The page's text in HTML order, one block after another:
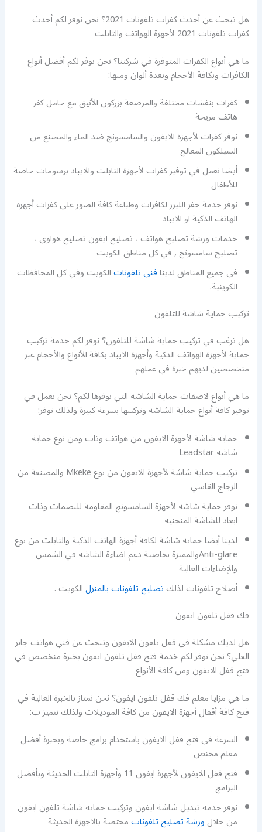
هل تبحث عن أحدث كفرات تلفونات 2021؟ نحن نوفر لكم أحدث
كفرات تلفونات 2021 لأجهزة الهواتف والتابلت
ما هي أنواع الكفرات المتوفرة في شركتنا؟ نحن نوفر لكم أفضل أنواع
الكافرات وبكافة الأحجام وبعدة ألوان ومنها:
كفرات بنقشات مختلفة والمرصعة بزركون الأنيق مع حامل كفر
هاتف مريحة
نوفر كفرات لأجهزة الايفون والسامسونج ضد الماء والمصنع من
السيلكون المعالج
أيضا نعمل في توفير كفرات لأجهزة التابلت والايباد برسومات خاصة
للأطفال
نوفر خدمة حفر الليزر لكافرات وطباعة كافة الصور على كفرات أجهزة
الهاتف الذكية او الايباد
خدمات ورشة تصليح هواتف ، تصليح ايفون تصليح هواوي ،
تصليح سامسونج , في كل مناطق الكويت
في جميع المناطق لدينافني تلفوناتالكويت وفي كل المحافظات
الكويتية.
تركيب حماية شاشة للتلفون
هل ترغب في تركيب حماية شاشة للتلفون؟ نوفر لكم خدمة تركيب
حماية لأجهزة الهواتف الذكية وأجهزة الايباد بكافة الأنواع والأحجام عبر
متخصصين لديهم خبرة في عملهم
ما هي أنواع لاصقات حماية الشاشة التي نوفرها لكم؟ نحن نعمل في
توفير كافة أنواع حماية الشاشة وتركيبها بسرعة كبيرة ولذلك نوفر:
حماية شاشة لأجهزة الايفون من هواتف وتاب ومن نوع حماية
شاشة Leadstar
تركيب حماية شاشة لأجهزة الايفون من نوع Mkeke والمصنعة من
الزجاج القاسي
نوفر حماية شاشة لأجهزة السامسونج المقاومة للبصمات وذات
ابعاد للشاشة المنحنية
لدينا أيضا حماية شاشة لكافة أجهزة الهاتف الذكية والتابلت من نوع
Anti-glareوالمميزة بخاصية دعم اضاءة الشاشة في الشمس
والإضاءات العالية
أصلاح تلفونات لذلكتصليح تلفونات بالمنزلالكويت .
فك قفل تلفون ايفون
هل لديك مشكلة في قفل تلفون الايفون وتبحث عن فني هواتف جابر
العلي؟ نحن نوفر لكم خدمة فتح قفل تلفون ايفون بخبرة متخصص في
فتح قفل الايفون ومن كافة الأنواع
ما هي مزايا معلم فك قفل تلفون ايفون؟ نحن نمتاز بالخبرة العالية في
فتح كافة أقفال أجهزة الايفون من كافة الموديلات ولذلك نتميز ب:
السرعة في فتح قفل الايفون باستخدام برامج خاصة وبخبرة أفضل
معلم مختص
فتح قفل الايفون لأجهزة ايفون 11 وأجهزة التابلت الحديثة وبأفضل
البرامج
نوفر خدمة تبديل شاشة ايفون وتركيب حماية شاشة تلفون ايفون
من خلالورشة تصليح تلفوناتمختصة بالاجهزة الحديثة